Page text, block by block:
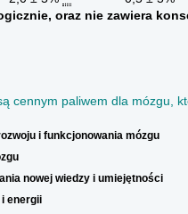
oraz nie zawiera
cennym paliwem dla mózgu,
i funkcjonowania mózgu
nowej wiedzy i umiejętności
energii